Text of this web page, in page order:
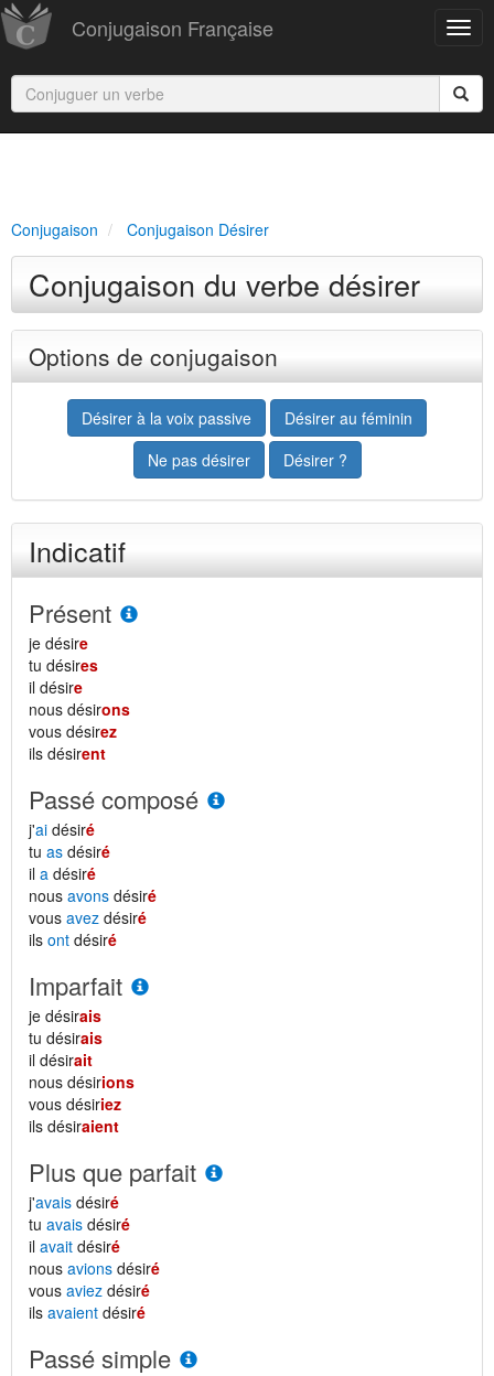
Conjugaison Française
Conjugaison Conjugaison Désirer
Conjugaison du verbe désirer
Options de conjugaison
Désirer à la voix passive
Désirer au féminin
Ne pas désirer
Désirer ?
Indicatif
Présent
je désire
tu désires
il désire
nous désirons
vous désirez
ils désirent
Passé composé
j'ai désiré
tu as désiré
il a désiré
nous avons désiré
vous avez désiré
ils ont désiré
Imparfait
je désirais
tu désirais
il désirait
nous désirions
vous désiriez
ils désiraient
Plus que parfait
j'avais désiré
tu avais désiré
il avait désiré
nous avions désiré
vous aviez désiré
ils avaient désiré
Passé simple